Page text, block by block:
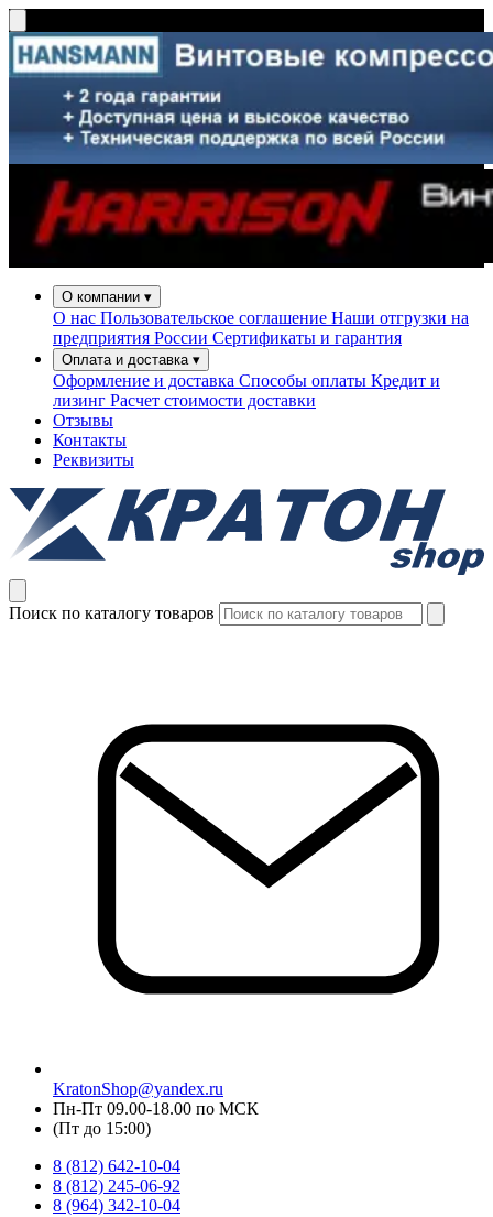
О компании ▾
О нас Пользовательское соглашение Наши отгрузки на
предприятия России Сертификаты и гарантия
Оплата и доставка ▾
Оформление и доставка Способы оплаты Кредит и
лизинг Расчет стоимости доставки
Отзывы
Контакты
Реквизиты
Поиск по каталогу товаров
KratonShop@yandex.ru
Пн-Пт 09.00-18.00 по МСК
(Пт до 15:00)
8 (812) 642-10-04
8 (812) 245-06-92
8 (964) 342-10-04